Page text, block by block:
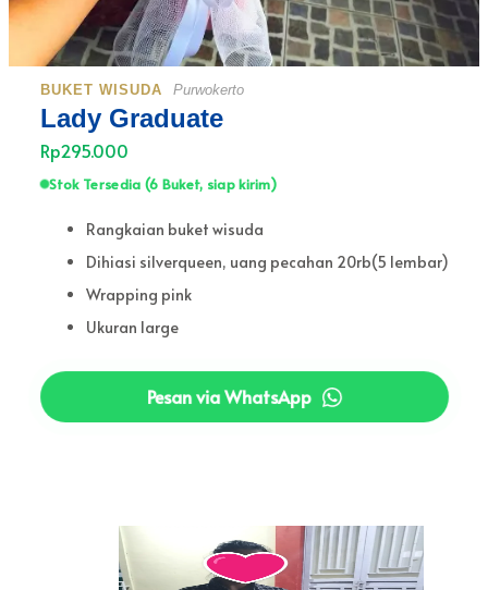
BUKET WISUDA
Lady Graduate
Purwokerto
Rp295.000
Stok Tersedia (6 Buket, siap kirim)
Rangkaian buket wisuda
Dihiasi silverqueen, uang pecahan 20rb(5 lembar)
Wrapping pink
Ukuran large
Pesan via WhatsApp